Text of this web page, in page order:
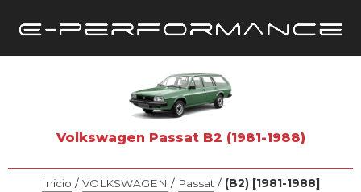
Volkswagen Passat B2 (1981-1988)
Inicio / VOLKSWAGEN / Passat/ (B2) [1981-1988]